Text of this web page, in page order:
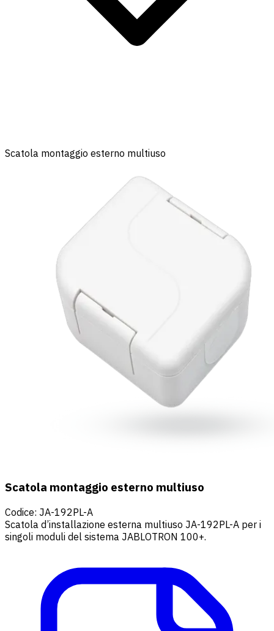
Scatola montaggio esterno multiuso
Scatola montaggio esterno multiuso
Codice: JA-192PL-A
Scatola d’installazione esterna multiuso JA-192PL-A per i
singoli moduli del sistema JABLOTRON 100+.